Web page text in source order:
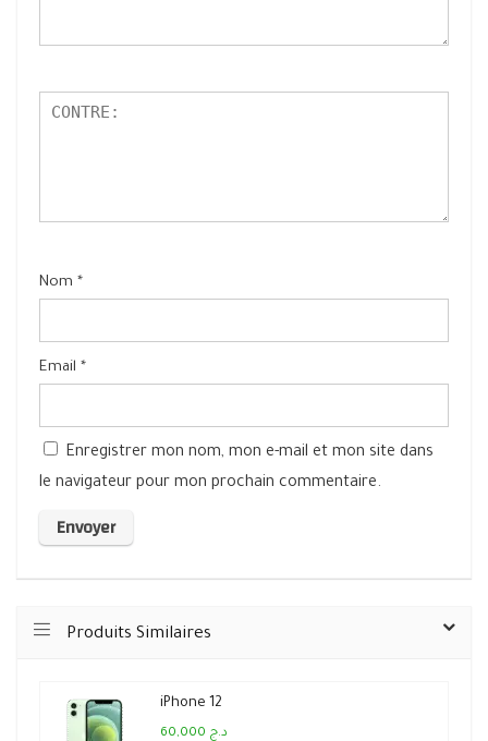
Nom *
Email *
Enregistrer mon nom, mon e-mail et mon site dans
le navigateur pour mon prochain commentaire.
Produits Similaires
iPhone 12
60,000 د.ج